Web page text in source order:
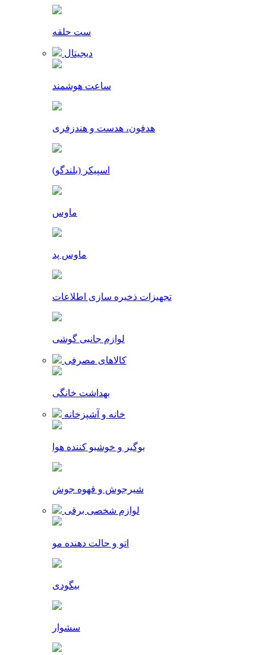
ست حلقه
دیجیتال
ساعت هوشمند
هدفون، هدست و هندزفری
اسپیکر (بلندگو)
ماوس
ماوس پد
تجهیزات ذخیره سازی اطلاعات
لوازم جانبی گوشی
کالاهای مصرفی
بهداشت خانگی
خانه و آشپزخانه
بوگیر و خوشبو کننده هوا
شیرجوش و قهوه جوش
لوازم شخصی برقی
اتو و حالت دهنده مو
بیگودی
سشوار